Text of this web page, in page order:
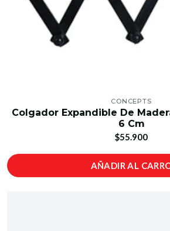
CONCEPTS
Colgador Expandible De
6 Cm
$55.900
AÑADIR AL